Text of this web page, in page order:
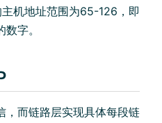
机地址范围为65-126，即
字。
，而链路层实现具体每段链